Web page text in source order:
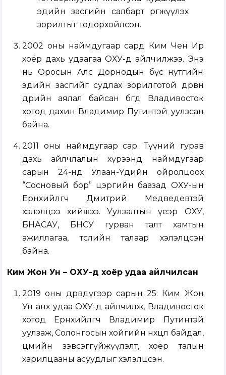
эдийн засгийн салбарт өргөжүүлэх
зорилтыг тодорхойлсон.
2002 оны наймдугаар сард Ким Чен Ир
хоёр дахь удаагаа ОХУ-д айлчилжээ. Энэ
нь Оросын Алс Дорнодын бүс нутгийн
эдийн засгийг судлах зорилготой дөрвөн
өдрийн аялал байсан бөгөөд Владивосток
хотод дахин Владимир Путинтэй уулзсан
байна.
2011 оны наймдугаар сар. Түүний гурав
дахь айлчлалын хүрээнд наймдугаар
сарын 24-нд Улаан-Үдийн ойролцоох
“Сосновый бор” цэргийн баазад ОХУ-ын
Ерөнхийлөгч Дмитрий Медведевтэй
хэлэлцээ хийжээ. Уулзалтын үеэр ОХУ,
БНАСАУ, БНСУ гурван талт хамтын
ажиллагаа, төслийн талаар хэлэлцсэн
байна.
Ким Жон Ун – ОХУ-д хоёр удаа айлчилсан
2019 оны дөрөвдүгээр сарын 25: Ким Жон
Ун анх удаа ОХУ-д айлчилж, Владивосток
хотод Ерөнхийлөгч Владимир Путинтэй
уулзаж, Солонгосын хойгийн нөхцөл байдал,
цөмийн зэвсэггүйжүүлэлт, хоёр талын
харилцааны асуудлыг хэлэлцсэн.